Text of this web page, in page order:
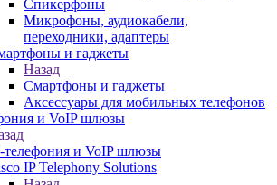
Спикерфоны
Микрофоны, аудиокабели,
переходники, адаптеры
и гаджеты
Назад
Смартфоны и гаджеты
Аксессуары для мобильных телефонов
и VoIP шлюзы
телефония и VoIP шлюзы
IP Telephony Solutions